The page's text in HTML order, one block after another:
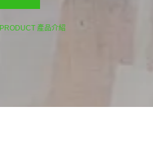
PRODUCT 產品介紹